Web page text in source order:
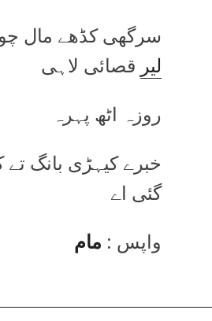
سرگھی کڈھے مال
لیر قصائی لاہی
روزہ اٹھ پہرہ
خبرے کیہڑی بانگ تے
گئی اے
واپس : مام